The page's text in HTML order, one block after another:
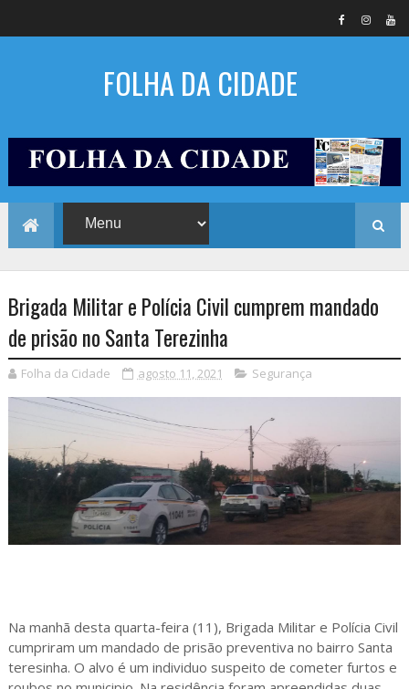
FOLHA DA CIDADE
Brigada Militar e Polícia Civil cumprem mandado
de prisão no Santa Terezinha
Folha da Cidade agosto 11, 2021 Segurança
Na manhã desta quarta-feira (11), Brigada Militar e Polícia Civil
cumpriram um mandado de prisão preventiva no bairro Santa
teresinha. O alvo é um individuo suspeito de cometer furtos e